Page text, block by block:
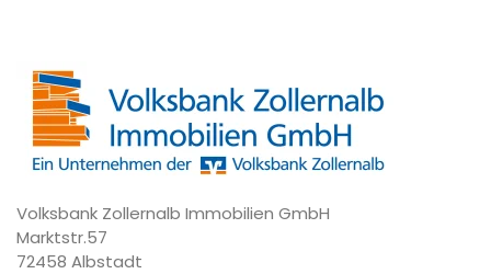
Volksbank Zollernalb Immobilien GmbH
Marktstr.57
72458 Albstadt